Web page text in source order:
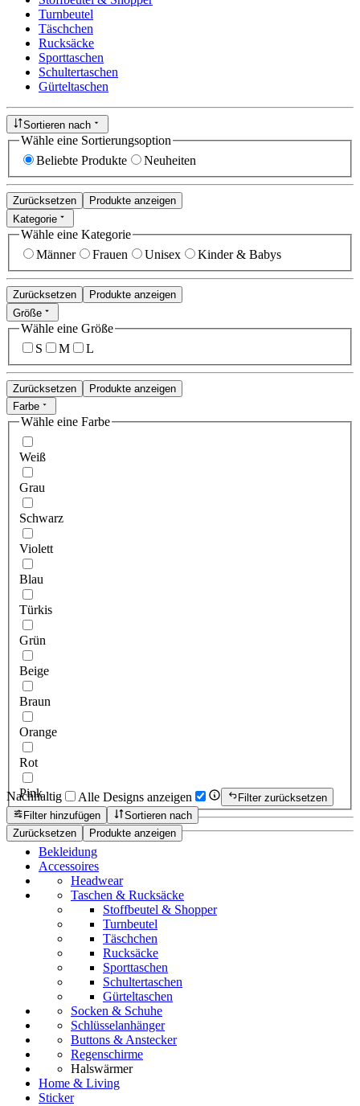
Turnbeutel
Täschchen
Rucksäcke
Sporttaschen
Schultertaschen
Gürteltaschen
Sortieren nach
Wähle eine Sortierungsoption
Beliebte Produkte
Neuheiten
Zurücksetzen
Produkte anzeigen
Kategorie
Wähle eine Kategorie
Männer
Frauen Unisex Kinder & Babys
Zurücksetzen
Produkte anzeigen
Größe
Wähle eine Größe
S
M L
Zurücksetzen
Produkte anzeigen
Farbe
Wähle eine Farbe
Weiß
Grau
Schwarz
Violett
Blau
Türkis
Grün
Beige
Braun
Orange
Rot
Pink
Zurücksetzen Produkte anzeigen
Nachhaltig Alle Designs anzeigen
Filter zurücksetzen
Filter hinzufügen
Sortieren nach
Bekleidung
Accessoires
Headwear
Taschen & Rucksäcke
Stoffbeutel & Shopper
Turnbeutel
Täschchen
Rucksäcke
Sporttaschen
Schultertaschen
Gürteltaschen
Socken & Schuhe
Schlüsselanhänger
Buttons & Anstecker
Regenschirme
Halswärmer
Home & Living
Sticker